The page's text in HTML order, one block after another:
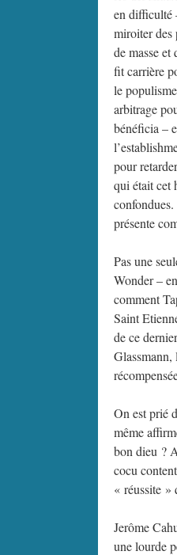
en difficulté
miroiter des
de masse
fit carrière
le
arbitrage
bénéficia –
pour
qui était cet
présente
Pas une
Wonder –
comment
Saint
de ce
On est prié
même
bon dieu ?
cocu
« réussite »
Jerôme
une lourde